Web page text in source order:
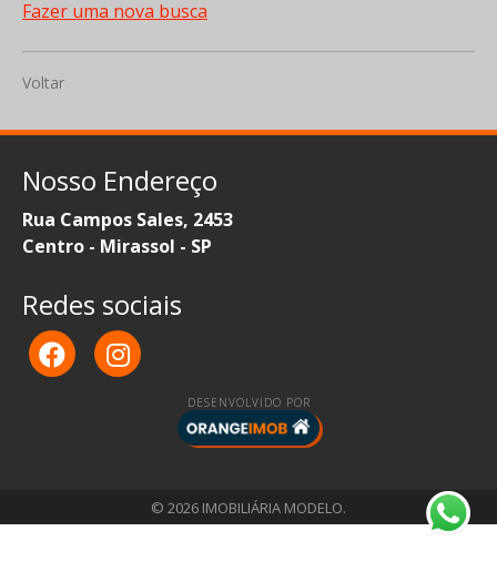
Fazer uma nova busca
Voltar
Nosso Endereço
Rua Campos Sales, 2453
Centro - Mirassol - SP
Redes sociais
DESENVOLVIDO POR
© 2026 IMOBILIÁRIA MODELO.